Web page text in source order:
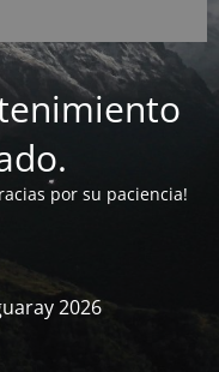
por su paciencia!
2026